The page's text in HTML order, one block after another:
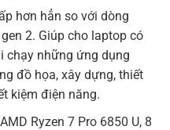
hơn hẳn so với dòng
2. Giúp cho laptop có
chạy những ứng dụng
đồ họa, xây dựng, thiết
kiệm điện năng.
Ryzen 7 Pro 6850 U, 8